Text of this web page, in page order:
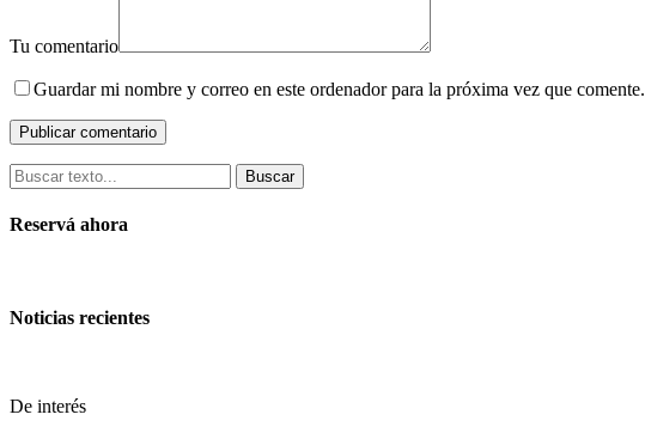
Tu comentario
Guardar mi nombre y correo en este ordenador para la próxima vez que comente.
Buscar
Reservá ahora
Noticias recientes
De interés